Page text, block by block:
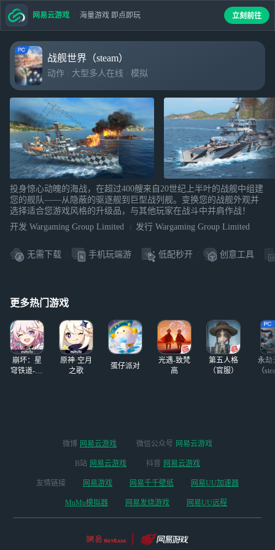
战舰世界（steam）
动作 大型多人在线 模拟
投身惊心动魄的海战，在超过400艘来自20世纪上半叶的战舰中组建
您的舰队——从隐蔽的驱逐舰到巨型战列舰。变换您的战舰外观并
选择适合您游戏风格的升级品，与其他玩家在战斗中并肩作战！
开发 Wargaming Group Limited
发行 Wargaming Group Limited
无需下载 手机玩端游 低配秒开 创意工具
更多热门游戏
崩坏：星
穹铁道-4.4
原神·空月
之歌
蛋仔派对
光遇-致梵
高
第五人格
（官服）
永劫
（
网易云游戏 海量游戏 即点即玩 立刻前往
微博 网易云游戏 微信公众号 网易云游戏
B站 网易云游戏 抖音 网易云游戏
友情链接 网易游戏 网易千千壁纸 网易UU加速器
MuMu模拟器 网易发烧游戏 网易UU远程